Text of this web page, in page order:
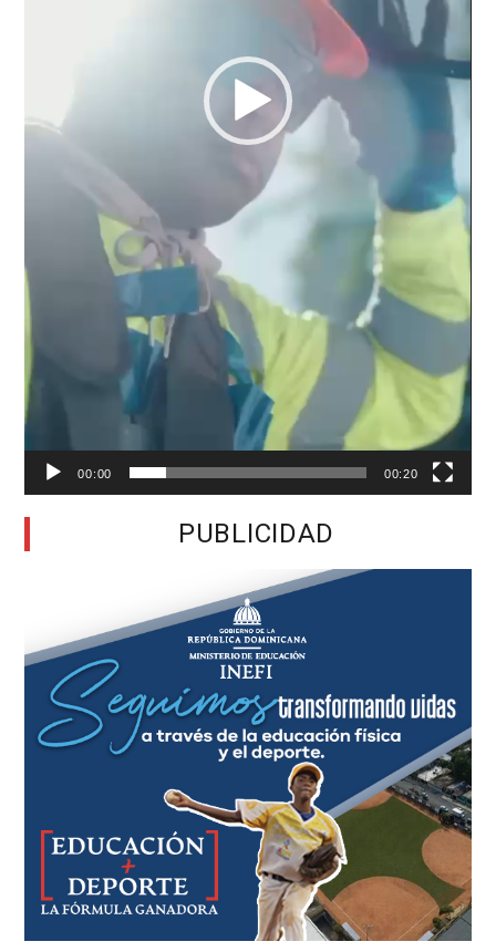
00:00 00:20
PUBLICIDAD